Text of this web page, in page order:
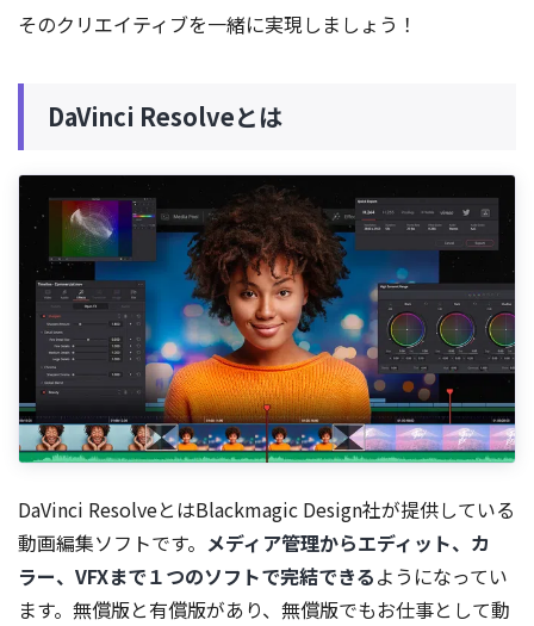
そのクリエイティブを一緒に実現しましょう！
DaVinci Resolveとは
DaVinci ResolveとはBlackmagic Design社が提供している
動画編集ソフトです。 メディア管理からエディット、カ
ラー、VFXまで１つのソフトで完結できるようになってい
ます。無償版と有償版があり、無償版でもお仕事として動